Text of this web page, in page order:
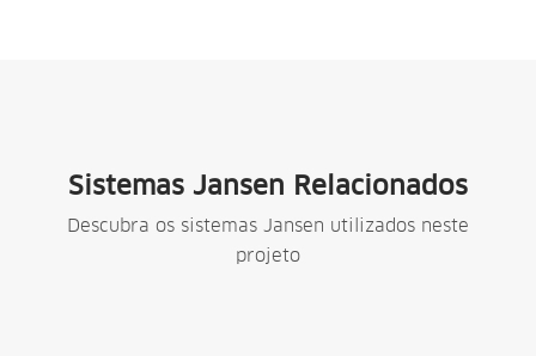
Sistemas Jansen Relacionados
Descubra os sistemas Jansen utilizados neste
projeto